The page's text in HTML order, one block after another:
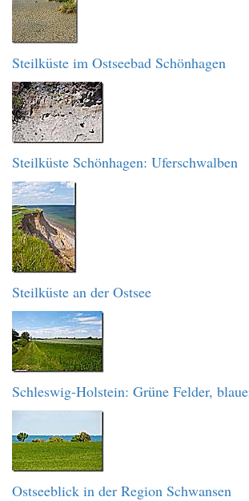
Steilküste im Ostseebad Schönhagen
Steilküste Schönhagen: Uferschwalben
Steilküste an der Ostsee
Schleswig-Holstein: Grüne Felder,
Ostseeblick in der Region Schwansen